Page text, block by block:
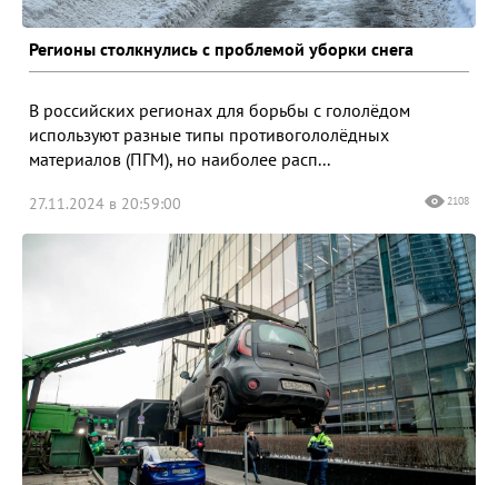
Регионы столкнулись с проблемой уборки снега
В российских регионах для борьбы с гололёдом
используют разные типы противогололёдных
материалов (ПГМ), но наиболее расп...
27.11.2024 в 20:59:00 2108